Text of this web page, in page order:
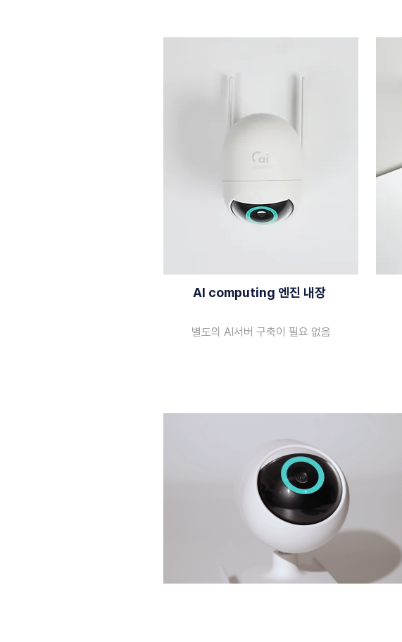
AI computing 엔진 내장
별도의 AI서버 구축이 필요 없음